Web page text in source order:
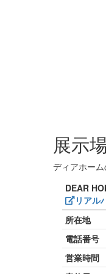
展示
ディアホー
DEAR
リアル
所在地
電話番号
営業時間